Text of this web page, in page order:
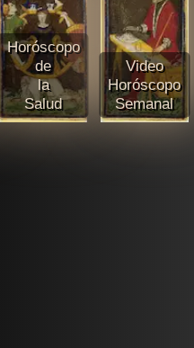
Horóscopo
de
la
Salud
Video
Horóscopo
Semanal